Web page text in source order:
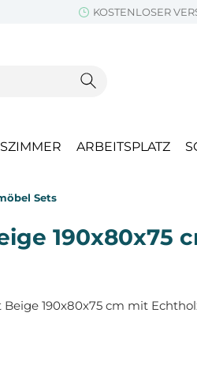
KOSTENLOSER
ARBEITSPLATZ
Sets
190x80x75